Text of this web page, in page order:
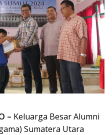
– Keluarga Besar Alumni
Sumatera Utara